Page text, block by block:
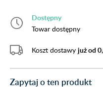
Dostępny
Towar dostępny
Koszt dostawy już od
Zapytaj o ten produkt